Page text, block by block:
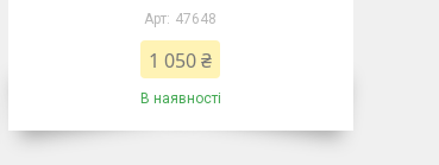
47648
1 050 ₴
В наявності